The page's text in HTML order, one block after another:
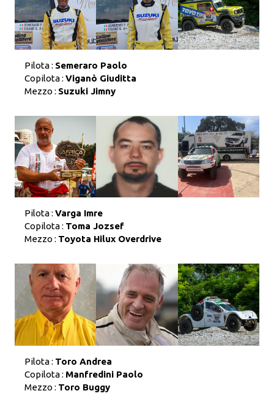
Pilota : Semeraro Paolo
Copilota : Viganò Giuditta
Mezzo : Suzuki Jimny
Pilota : Varga Imre
Copilota : Toma Jozsef
Mezzo : Toyota Hilux Overdrive
Pilota : Toro Andrea
Copilota : Manfredini Paolo
Mezzo : Toro Buggy